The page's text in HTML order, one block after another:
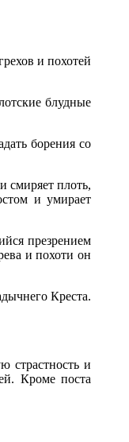
и похотей
блудные
борения со
смиряет плоть,
и умирает
презрением
и похоти он
Креста.
страстность и
Кроме поста